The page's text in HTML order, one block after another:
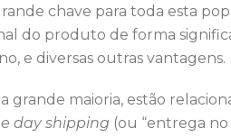
chave para toda esta
do produto de forma
e diversas outras vantagens.
grande maioria, estão
day shipping (ou “entrega